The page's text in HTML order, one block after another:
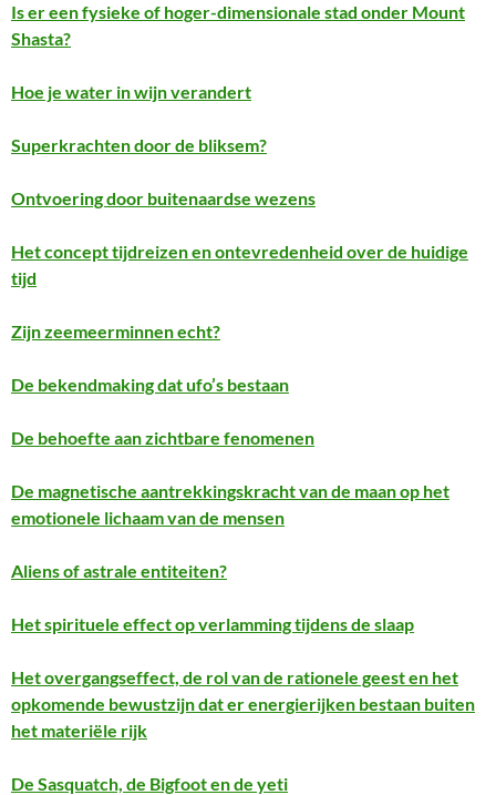
Is er een fysieke of hoger-dimensionale stad onder Mount
Shasta?
Hoe je water in wijn verandert
Superkrachten door de bliksem?
Ontvoering door buitenaardse wezens
Het concept tijdreizen en ontevredenheid over de huidige
tijd
Zijn zeemeerminnen echt?
De bekendmaking dat ufo’s bestaan
De behoefte aan zichtbare fenomenen
De magnetische aantrekkingskracht van de maan op het
emotionele lichaam van de mensen
Aliens of astrale entiteiten?
Het spirituele effect op verlamming tijdens de slaap
Het overgangseffect, de rol van de rationele geest en het
opkomende bewustzijn dat er energierijken bestaan buiten
het materiële rijk
De Sasquatch, de Bigfoot en de yeti